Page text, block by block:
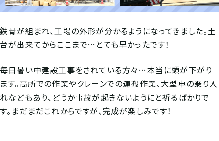
鉄骨が組まれ、工場の外形が分かるようになってきました。土
台が出来てからここまで…とても早かったです！
毎日暑い中建設工事をされている方々…本当に頭が下がり
ます。高所での作業やクレーンでの運搬作業、大型車の乗り入
れなどもあり、どうか事故が起きないようにと祈るばかりで
す。まだまだこれからですが、完成が楽しみです！